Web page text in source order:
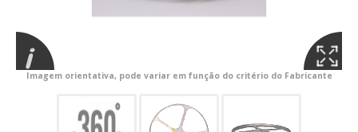
Imagem orientativa, pode variar em função do critério do Fabricante